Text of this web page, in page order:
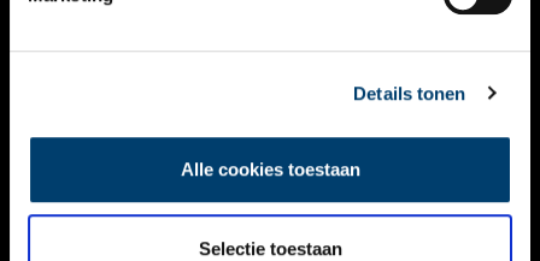
Details tonen
Alle cookies toestaan
Selectie toestaan
KALENDER
ACTIVITEITEN